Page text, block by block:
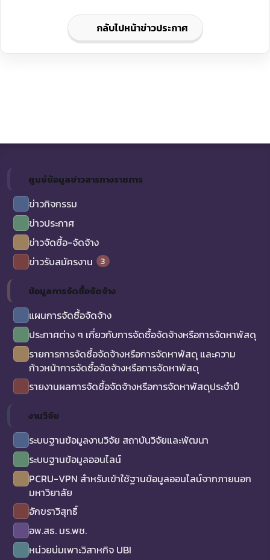
กลับไปหน้าข่าวประกาศ
ศูนย์ข้อมูลข่าวสารทางราชการ
ข่าวกิจกรรม
ข่าวประกาศ
ข่าวจัดซื้อ-จัดจ้าง
ข่าวรับสมัครงาน
3
ข้อมูลการจัดซื้อจัดจ้าง
แผนการจัดซื้อจัดจ้าง
ประกาศต่าง ๆ เกี่ยวกับการจัดซื้อจัดจ้างหรือการจัดหาพัสดุ
รายการการจัดซื้อจัดจ้างหรือการจัดหาพัสดุ และความ
ก้าวหน้าการจัดซื้อจัดจ้างหรือการจัดหาพัสดุ
รายงานผลการจัดซื้อจัดจ้างหรือการจัดหาพัสดุประจำปี
งานวิจัย
ระบบฐานข้อมูลงานวิจัย สถาบันวิจัยและพัฒนา
ระบบฐานข้อมูลออนไลน์
PCRU-VPN สำหรับเข้าใช้ฐานข้อมูลออนไลน์จากภายนอก
มหาวิยาลัย
อักขราวิสุทธิ์
อพ.สธ. มร.พช.
หน่วยบ่มเพาะวิสาหกิจ UBI